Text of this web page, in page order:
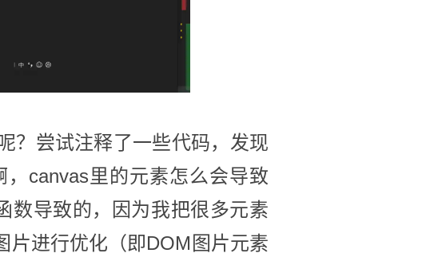
？尝试注释了一些代码，发现
canvas里的元素怎么会导致
数导致的，因为我把很多元素
片进行优化（即DOM图片元素